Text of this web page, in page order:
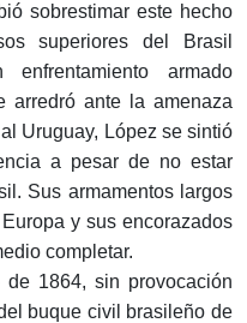
sobrestimar este hecho
superiores del Brasil
armado
arredró ante la amenaza
Uruguay, López se sintió
a pesar de no estar
Sus armamentos largos
y sus encorazados
completar.
1864, sin provocación
buque civil brasileño de